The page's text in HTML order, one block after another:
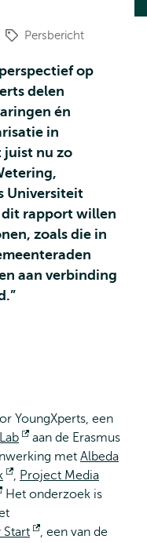
Persbericht
op
delen
én
in
juist nu zo
Universiteit
dit rapport willen
zoals die in
aan verbinding
YoungXperts, een
Opent
extern
aan de Erasmus
met Albeda
Opent
extern
, Project Media
Opent
extern
Het onderzoek is
Start
Opent
, een van de